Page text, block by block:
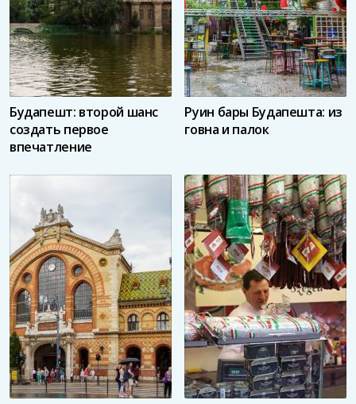
Будапешт: второй шанс
создать первое
впечатление
Руин бары Будапешта: из
говна и палок